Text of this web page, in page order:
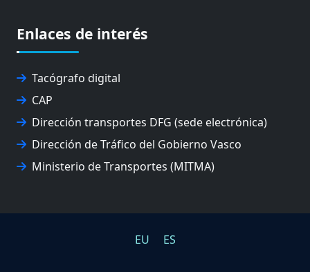
EXPOLOGÍSTICA
FEVATRANS (FEDERACIÓN VASCA DE TRANSPORTES)
FITRANS
GIZLOGA
MONDRAGÓN UNIBERTSITATEA
UPV/EHU
Enlaces de interés
Tacógrafo digital
CAP
Dirección transportes DFG (sede electrónica)
Dirección de Tráfico del Gobierno Vasco
Ministerio de Transportes (MITMA)
EU ES